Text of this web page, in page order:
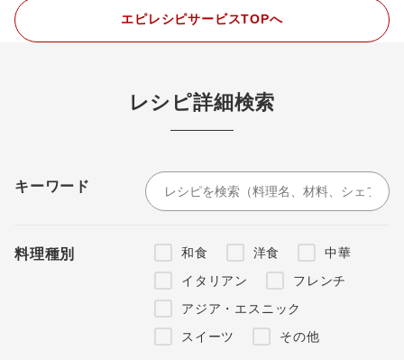
エピレシピサービスTOPへ
レシピ詳細検索
キーワード
料理種別 和食 洋食
中華
イタリアン
フレンチ
アジア・エスニック
スイーツ
その他